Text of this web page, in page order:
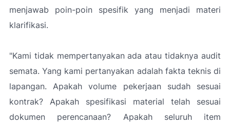
menjawab poin-poin spesifik yang menjadi materi
klarifikasi.
"Kami tidak mempertanyakan ada atau tidaknya audit
semata. Yang kami pertanyakan adalah fakta teknis di
lapangan. Apakah volume pekerjaan sudah sesuai
kontrak? Apakah spesifikasi material telah sesuai
dokumen perencanaan? Apakah seluruh item